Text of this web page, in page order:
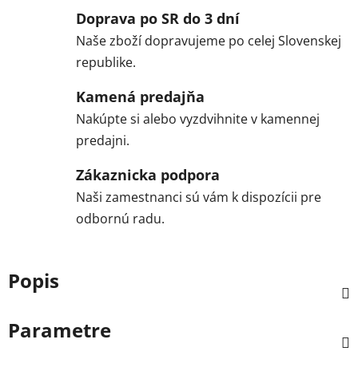
Doprava po SR do 3 dní
Naše zboží dopravujeme po celej Slovenskej
republike.
Kamená predajňa
Nakúpte si alebo vyzdvihnite v kamennej
predajni.
Zákaznicka podpora
Naši zamestnanci sú vám k dispozícii pre
odbornú radu.
Popis
Parametre